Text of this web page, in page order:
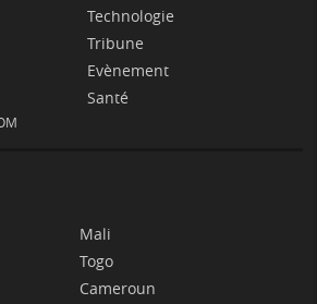
Technologie
Tribune
Evènement
Santé
Mali
Togo
Cameroun